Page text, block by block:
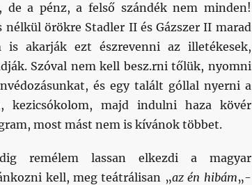
de a pénz, a felső szándék nem minden!
nélkül örökre Stadler II és Gázszer II marad
akarják ezt észrevenni az illetékesek,
Szóval nem kell besz.rni tőlük, nyomni
és egy talált góllal nyerni a
kezicsókolom, majd indulni haza kövér
most mást nem is kívánok többet.
remélem lassan elkezdi a magyar
kell, meg teátrálisan „az én hibám„-